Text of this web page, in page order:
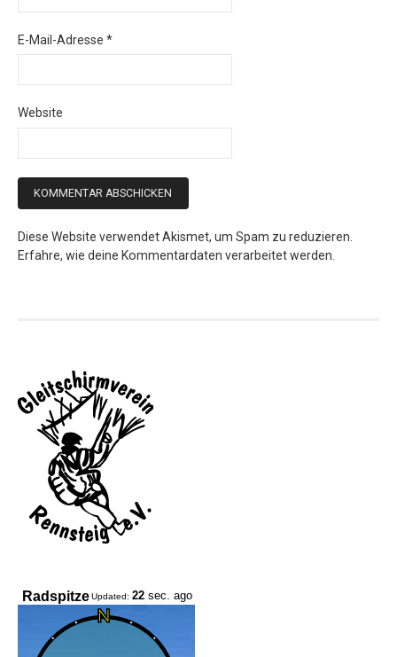
E-Mail-Adresse *
Website
Diese Website verwendet Akismet, um Spam zu reduzieren.
Erfahre, wie deine Kommentardaten verarbeitet werden.